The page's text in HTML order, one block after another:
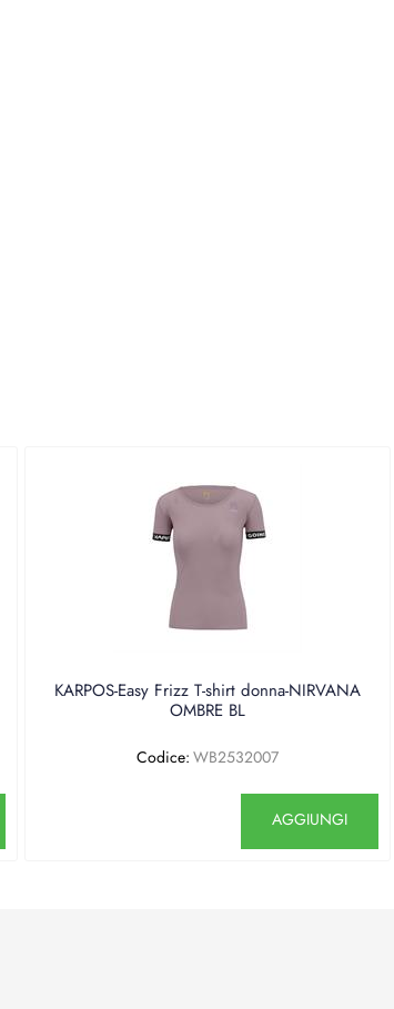
KARPOS-Easy Frizz T-shirt donna-NIRVANA
OMBRE BL
Codice: WB2532007
AGGIUNGI